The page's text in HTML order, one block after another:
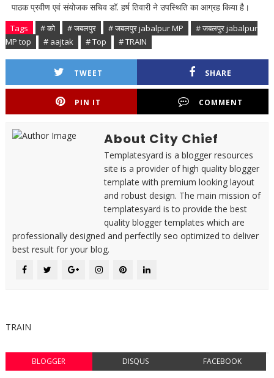
पाठक प्रवीण एवं संयोजक सचिव डॉ. हर्ष तिवारी ने उपस्थिति का आग्रह किया है।
Tags # को # जबलपुर # जबलपुर jabalpur MP
# जबलपुर jabalpur
MP top
# aajtak # Top # TRAIN
TWEET SHARE
PIN IT COMMENT
About City Chief
Templatesyard is a blogger resources
site is a provider of high quality blogger
template with premium looking layout
and robust design. The main mission of
templatesyard is to provide the best
quality blogger templates which are
professionally designed and perfectlly seo optimized to deliver
best result for your blog.
TRAIN
BLOGGER DISQUS FACEBOOK